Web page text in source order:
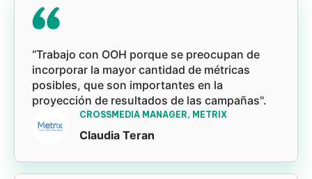
“Trabajo con OOH porque se preocupan de
incorporar la mayor cantidad de métricas
posibles, que son importantes en la
proyección de resultados de las campañas".
CROSSMEDIA MANAGER, METRIX
Claudia Teran